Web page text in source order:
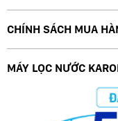
CHÍNH SÁCH MUA
MÁY LỌC NƯỚC